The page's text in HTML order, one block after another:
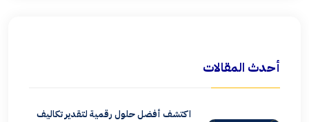
أحدث المقالات
اكتشف أفضل حلول رقمية لتقدير تكاليف